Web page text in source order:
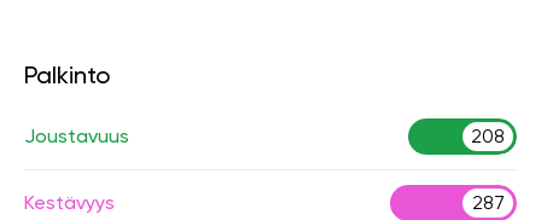
Palkinto
Joustavuus 208
Kestävyys 287